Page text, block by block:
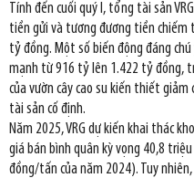
Tính đến cuối quý I, tổng tài sản
tiền gửi và tương đương tiền
tỷ đồng. Một số biến động đáng
mạnh từ 916 tỷ lên 1.422 tỷ đồng,
của vườn cây cao su kiến thiết giảm
tài sản cố định.
Năm 2025, VRG dự kiến khai thác
giá bán bình quân kỳ vọng 40,8
đồng/tấn của năm 2024). Tuy